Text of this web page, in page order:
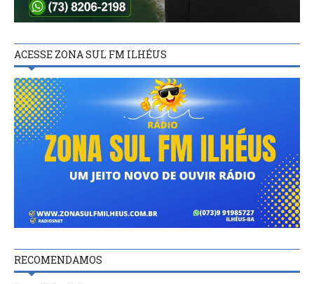
ACESSE ZONA SUL FM ILHÉUS
RECOMENDAMOS